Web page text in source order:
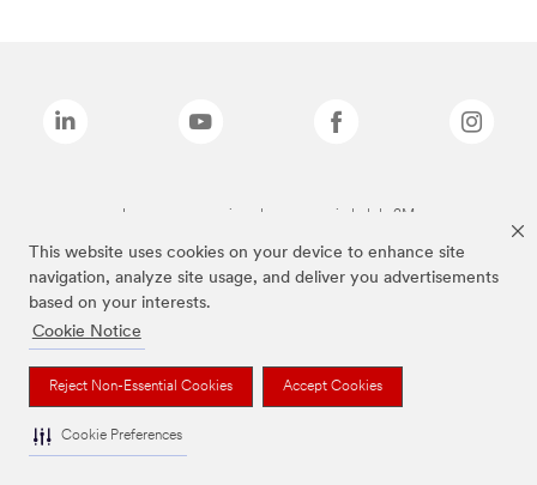
This website uses cookies on your device to enhance site
navigation, analyze site usage, and deliver you advertisements
based on your interests.
Cookie Notice
Reject Non-Essential Cookies Accept Cookies
Cookie Preferences
Las marcas mencionadas son propiedad de 3M